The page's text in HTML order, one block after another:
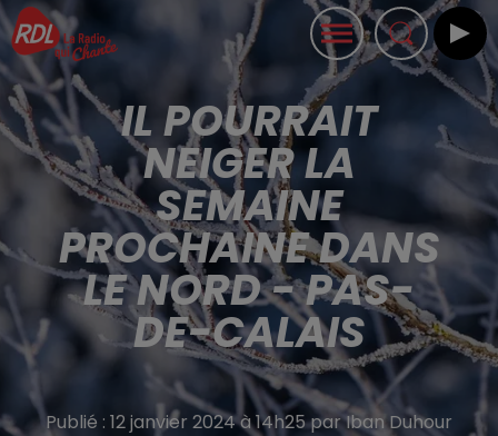
IL POURRAIT
NEIGER LA
SEMAINE
PROCHAINE DANS
LE NORD - PAS-
DE-CALAIS
Publié : 12 janvier 2024 à 14h25 par Iban Duhour